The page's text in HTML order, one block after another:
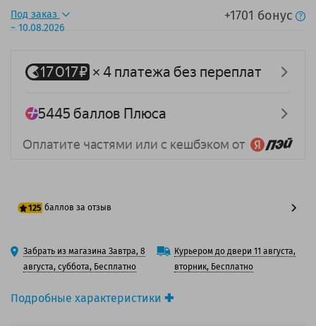
Подробные характеристики
Под заказ
~ 10.08.2026
+1701 бонус
125 баллов за отзыв
100 баллов
125 баллов
Забрать из магазина Завтра, 8
августа, суббота, Бесплатно
Курьером до двери 11 августа,
вторник, Бесплатно